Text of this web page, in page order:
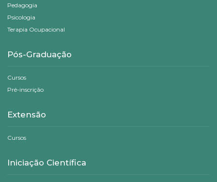
Pedagogia
Psicologia
Terapia Ocupacional
Pós-Graduação
Cursos
Pré-inscrição
Extensão
Cursos
Iniciação Científica